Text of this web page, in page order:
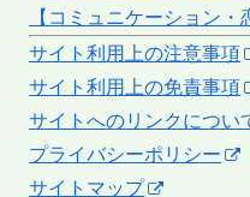
【コミュニケーション
サイト利用上の注意事項
サイト利用上の免責事項
サイトへのリンクについ
プライバシーポリシー
サイトマップ